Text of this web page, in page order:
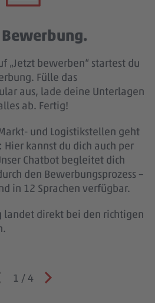
Bewerbung.
„Jetzt bewerben“ startest du
Fülle das
aus, lade deine Unterlagen
ab. Fertig!
und Logistikstellen geht
Hier kannst du dich auch per
Chatbot begleitet dich
den Bewerbungsprozess –
in 12 Sprachen verfügbar.
landet direkt bei den richtigen
1 / 4